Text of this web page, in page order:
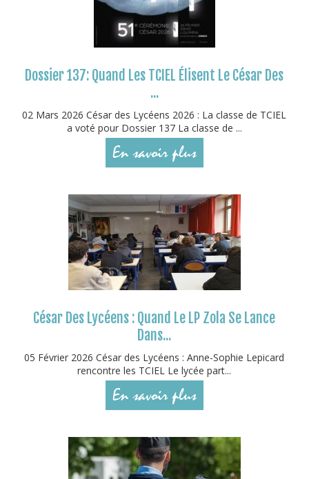
Dossier 137: Quand Les TCIEL Élisent Le César Des
...
02 Mars 2026 César des Lycéens 2026 : La classe de TCIEL
a voté pour Dossier 137 La classe de ...
En savoir plus
César Des Lycéens : Quand Le LP Zola Se Lance
Dans...
05 Février 2026 César des Lycéens : Anne-Sophie Lepicard
rencontre les TCIEL Le lycée part...
En savoir plus